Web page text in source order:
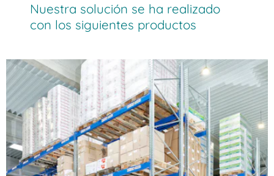
Nuestra solución se ha realizado
con los siguientes productos